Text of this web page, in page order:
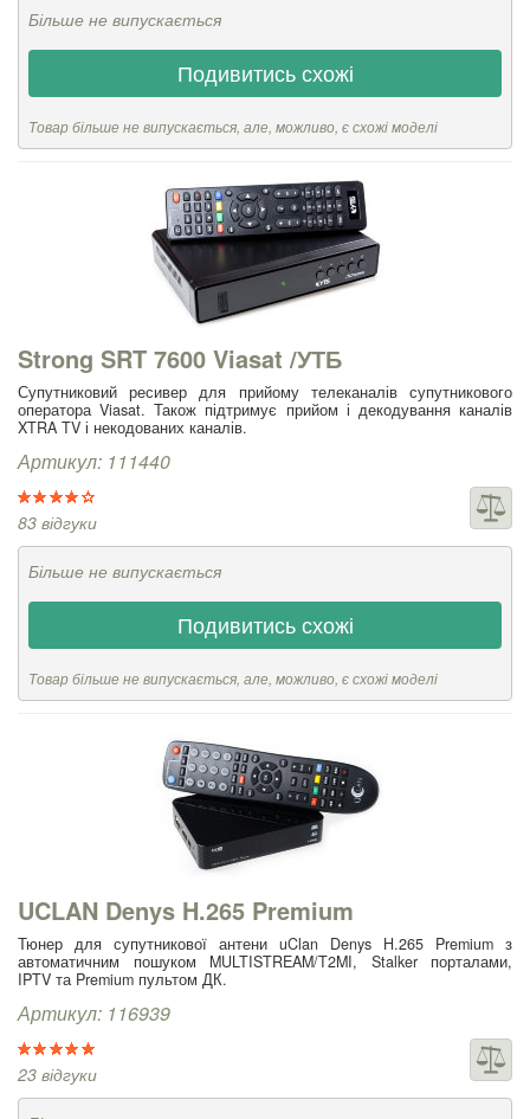
Більше не випускається
Подивитись схожі
Товар більше не випускається, але, можливо, є схожі моделі
Strong SRT 7600 Viasat /УТБ
Супутниковий ресивер для прийому телеканалів супутникового
оператора Viasat. Також підтримує прийом і декодування каналів
XTRA TV і некодованих каналів.
Артикул: 111440
83 відгуки
Більше не випускається
Подивитись схожі
Товар більше не випускається, але, можливо, є схожі моделі
UCLAN Denys H.265 Premium
Тюнер для супутникової антени uClan Denys H.265 Premium з
автоматичним пошуком MULTISTREAM/T2MI, Stalker порталами,
IPTV та Premium пультом ДК.
Артикул: 116939
23 відгуки